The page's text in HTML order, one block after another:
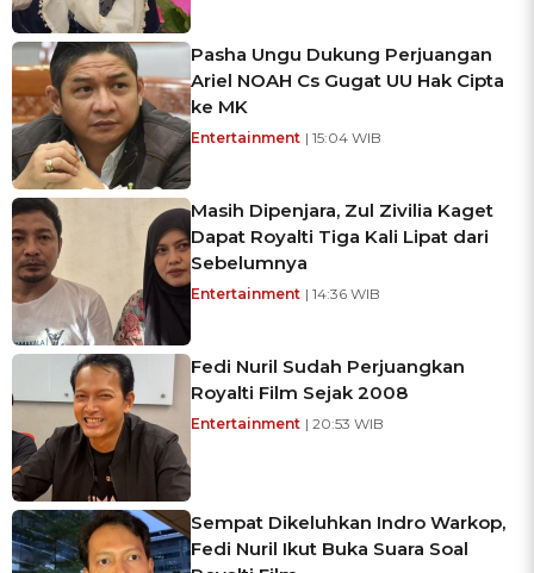
Pasha Ungu Dukung Perjuangan
Ariel NOAH Cs Gugat UU Hak Cipta
ke MK
Entertainment | 15:04 WIB
Masih Dipenjara, Zul Zivilia Kaget
Dapat Royalti Tiga Kali Lipat dari
Sebelumnya
Entertainment | 14:36 WIB
Fedi Nuril Sudah Perjuangkan
Royalti Film Sejak 2008
Entertainment | 20:53 WIB
Sempat Dikeluhkan Indro Warkop,
Fedi Nuril Ikut Buka Suara Soal